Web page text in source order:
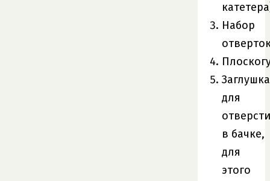
Набор
Заглушка
для
в бачке,
для
этого